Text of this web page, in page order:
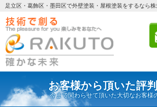
足立区・葛飾区・墨田区で外壁塗装・屋根塗装をするなら
お客様から頂いた評
今まで関わらせて頂いた大切なお客様